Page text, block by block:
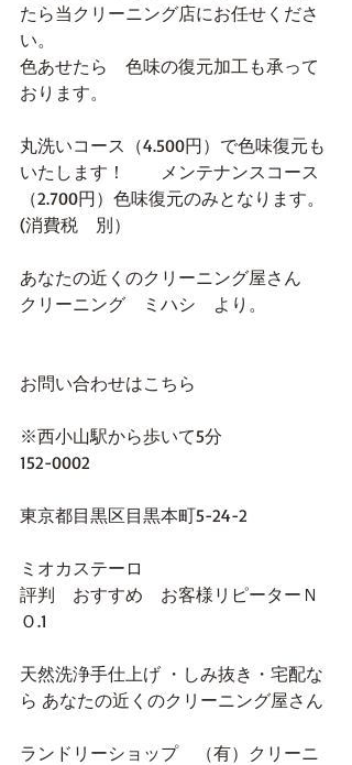
たら当クリーニング店にお任せくださ
い。
色あせたら　色味の復元加工も承って
おります。
丸洗いコース（4.500円）で色味復元も
いたします！　　メンテナンスコース
（2.700円）色味復元のみとなります。
(消費税　別）
あなたの近くのクリーニング屋さん
クリーニング　ミハシ　より。
お問い合わせはこちら
※西小山駅から歩いて5分
152-0002
東京都目黒区目黒本町5-24-2
ミオカステーロ
評判　おすすめ　お客様リピーターＮ
Ｏ.1
天然洗浄手仕上げ ・しみ抜き・宅配な
ら あなたの近くのクリーニング屋さん
ランドリーショップ　（有）クリーニ